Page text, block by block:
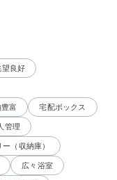
望良好
豊富 宅配ボックス
管理
（収納庫）
広々浴室